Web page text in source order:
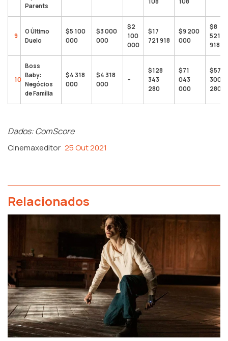
Parents
9
O Último
Duelo
$5 100
000
$3 000
000
$2
100
000
$17
721 918
$9 200
000
$8
521
918
10
Boss
Baby:
Negócios
de Família
$4 318
000
$4 318
000
–
$128
343
280
$71
043
000
$57
300
280
Dados: ComScore
Cinemaxeditor 25 Out 2021
Relacionados